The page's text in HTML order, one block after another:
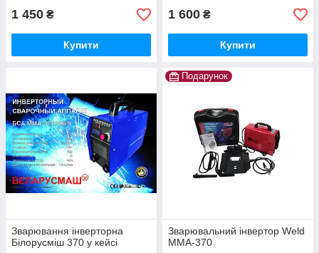
1 450 ₴
Купити
1 600 ₴
Купити
Зварювання інверторна
Білорусміш 370 у кейсі
Подарунок
Зварювальний інвертор Weld
MMA-370